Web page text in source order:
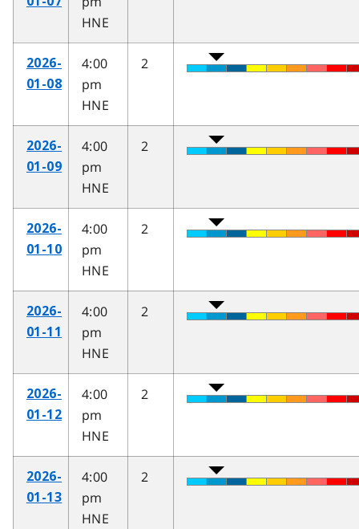
HNE
2026-
01-08
4:00
pm
HNE
2
2026-
01-09
4:00
pm
HNE
2
2026-
01-10
4:00
pm
HNE
2
2026-
01-11
4:00
pm
HNE
2
2026-
01-12
4:00
pm
HNE
2
2026-
01-13
4:00
pm
HNE
2